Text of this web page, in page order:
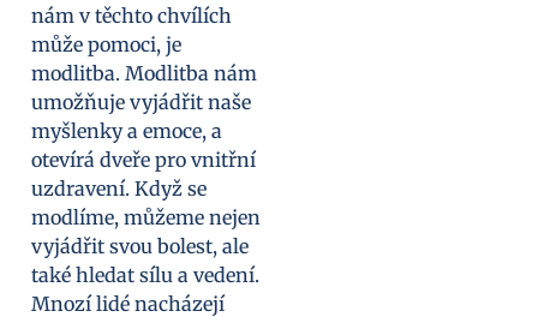
nám v těchto chvílích
může pomoci, je
modlitba. Modlitba nám
umožňuje vyjádřit naše
myšlenky a emoce, a
otevírá dveře pro vnitřní
uzdravení. Když se
modlíme, můžeme nejen
vyjádřit svou bolest, ale
také hledat sílu a vedení.
Mnozí lidé nacházejí